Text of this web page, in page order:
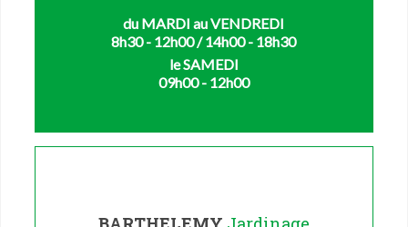
du MARDI au VENDREDI
8h30 - 12h00 / 14h00 - 18h30
le SAMEDI
09h00 - 12h00